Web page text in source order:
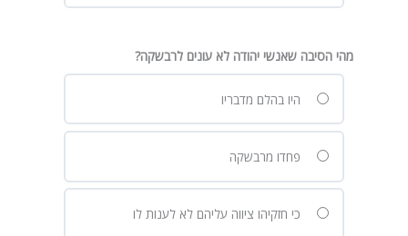
מהי הסיבה שאנשי יהודה לא עונים לרבשקה?
היו בהלם מדבריו
פחדו מרבשקה
כי חזקיהו ציווה עליהם לא לענות לו